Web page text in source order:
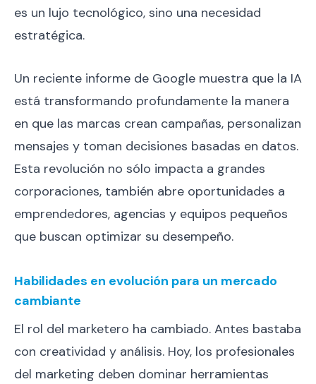
es un lujo tecnológico, sino una necesidad
estratégica.
Un reciente informe de Google muestra que la IA
está transformando profundamente la manera
en que las marcas crean campañas, personalizan
mensajes y toman decisiones basadas en datos.
Esta revolución no sólo impacta a grandes
corporaciones, también abre oportunidades a
emprendedores, agencias y equipos pequeños
que buscan optimizar su desempeño.
Habilidades en evolución para un mercado
cambiante
El rol del marketero ha cambiado. Antes bastaba
con creatividad y análisis. Hoy, los profesionales
del marketing deben dominar herramientas